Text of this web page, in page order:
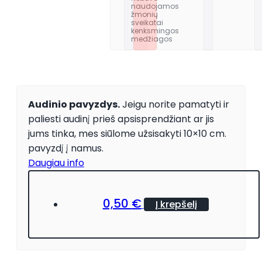
naudojamos
žmonių
sveikatai
kenksmingos
medžiagos
Audinio pavyzdys.Jeigu norite pamatyti ir
paliesti audinį prieš apsisprendžiant ar jis
jums tinka, mes siūlome užsisakyti 10×10 cm.
pavyzdį į namus.
Daugiau info
0,50 € Į krepšelį